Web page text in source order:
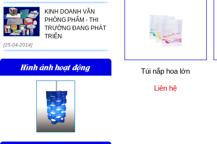
KINH DOANH VĂN
PHÒNG PHẨM - THI
TRƯỜNG ĐANG PHÁT
TRIỂN
[25-04-2014]
Hình ảnh hoạt động Túi nắp hoa lớn
Liên hệ